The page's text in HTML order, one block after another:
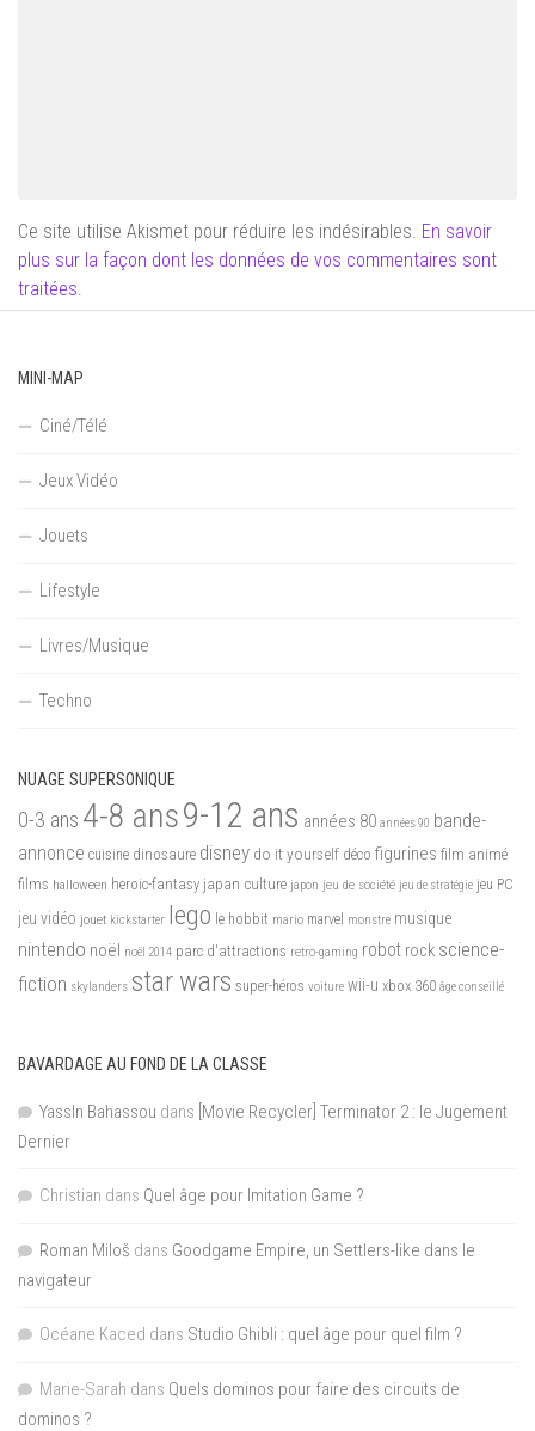
Ce site utilise Akismet pour réduire les indésirables. En savoir
plus sur la façon dont les données de vos commentaires sont
traitées.
MINI-MAP
Ciné/Télé
Jeux Vidéo
Jouets
Lifestyle
Livres/Musique
Techno
NUAGE SUPERSONIQUE
0-3 ans 4-8 ans9-12 ans années 80 années 90 bande-
annonce cuisine dinosaure disney do it yourself déco figurines film animé
films halloween heroic-fantasy japan culture japon jeu de société jeu de stratégie jeu PC
jeu vidéo jouet kickstarter lego le hobbit mario marvel monstre musique
nintendo noël noël 2014 parc d'attractions retro-gaming robot rock science-
fiction skylanders star wars super-héros voiture wii-u xbox 360 âge conseillé
BAVARDAGE AU FOND DE LA CLASSE
YassIn Bahassou dans [Movie Recycler] Terminator 2 : le Jugement
Dernier
Christian dans Quel âge pour Imitation Game ?
Roman Miloš dans Goodgame Empire, un Settlers-like dans le
navigateur
Océane Kaced dans Studio Ghibli : quel âge pour quel film ?
Marie-Sarah dans Quels dominos pour faire des circuits de
dominos ?